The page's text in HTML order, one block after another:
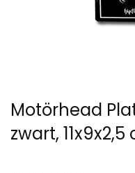
Motörhead
zwart, 11x9x2,5